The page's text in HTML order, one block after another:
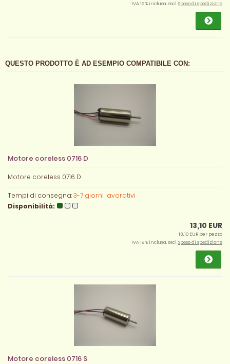
IVA 19 % inclusa. escl.Spese di spedizione
QUESTO PRODOTTO È AD ESEMPIO COMPATIBILE CON:
Motore coreless 0716 D
Motore coreless 0716 D
Tempi di consegna:3-7 giorni lavorativi
Disponibilità:
13,10 EUR
13,10 EUR per pezzo
IVA 19 % inclusa. escl.Spese di spedizione
Motore coreless 0716 S